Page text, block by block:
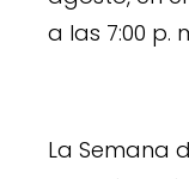
a las 7:00 p.
La Semana